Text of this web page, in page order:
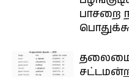
பாசறை
தலைமை